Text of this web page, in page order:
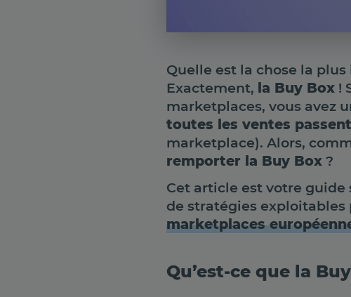
Quelle est la chose la
Exactement, la Buy Box !
marketplaces, vous avez
toutes les ventes
marketplace). Alors,
remporter la Buy Box ?
Cet article est votre
de stratégies
marketplaces
Qu’est-ce que la